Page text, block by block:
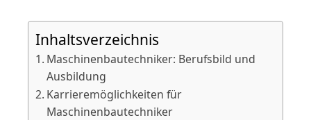
Inhaltsverzeichnis
Maschinenbautechniker: Berufsbild und
Ausbildung
Karrieremöglichkeiten für
Maschinenbautechniker